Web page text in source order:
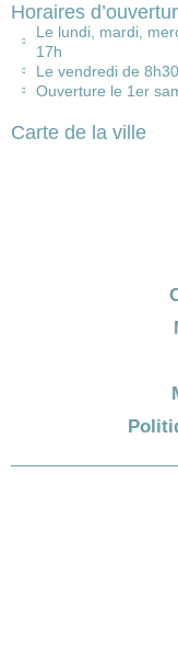
Horaires
Le lundi, mardi,
17h
Le vendredi de
Ouverture le 1er
Carte de la ville